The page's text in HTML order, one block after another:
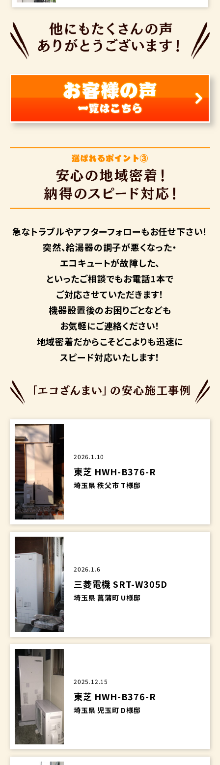
急なトラブルやアフターフォローもお任せ下さい！
突然、給湯器の調子が悪くなった・
エコキュートが故障した、
といったご相談でもお電話1本で
ご対応させていただきます！
機器設置後のお困りごとなども
お気軽にご連絡ください！
地域密着だからこそどこよりも迅速に
スピード対応いたします！
2026.1.10
東芝 HWH-B376-R
埼玉県 秩父市 T様邸
2026.1.6
三菱電機 SRT-W305D
埼玉県 菖蒲町 U様邸
2025.12.15
東芝 HWH-B376-R
埼玉県 児玉町 D様邸